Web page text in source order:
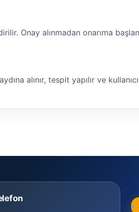
Onay alınmadan onarıma
alınır, tespit yapılır ve